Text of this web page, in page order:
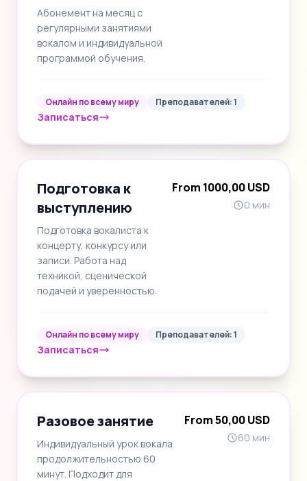
Абонемент на месяц с
регулярными занятиями
вокалом и индивидуальной
программой обучения.
Онлайн по всему миру Преподавателей: 1
Записаться
Подготовка к
выступлению
Подготовка вокалиста к
концерту, конкурсу или
записи. Работа над
техникой, сценической
подачей и уверенностью.
From 1000,00 USD
0 мин
Онлайн по всему миру Преподавателей: 1
Записаться
Разовое занятие
Индивидуальный урок вокала
продолжительностью 60
минут. Подходит для
From 50,00 USD
60 мин